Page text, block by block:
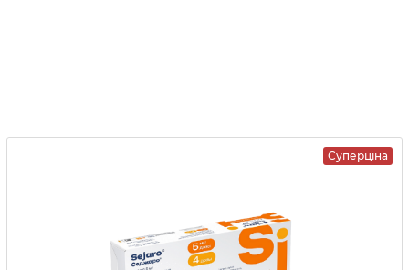
Суперціна